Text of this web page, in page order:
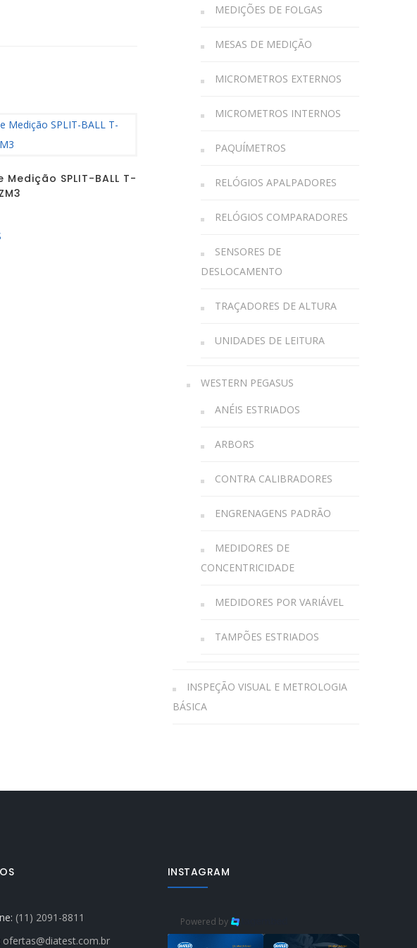
Medição SPLIT-BALL T-
MEDIÇÕES DE FOLGAS
MESAS DE MEDIÇÃO
MICROMETROS EXTERNOS
MICROMETROS INTERNOS
PAQUÍMETROS
RELÓGIOS APALPADORES
RELÓGIOS COMPARADORES
SENSORES DE
DESLOCAMENTO
TRAÇADORES DE ALTURA
UNIDADES DE LEITURA
WESTERN PEGASUS
ANÉIS ESTRIADOS
ARBORS
CONTRA CALIBRADORES
ENGRENAGENS PADRÃO
MEDIDORES DE
CONCENTRICIDADE
MEDIDORES POR VARIÁVEL
TAMPÕES ESTRIADOS
INSPEÇÃO VISUAL E METROLOGIA
BÁSICA
(11) 2091-8811
ofertas@diatest.com.br
INSTAGRAM
Powered by